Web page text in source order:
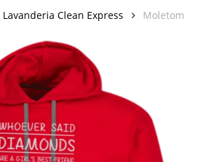
Clean Express Moletom